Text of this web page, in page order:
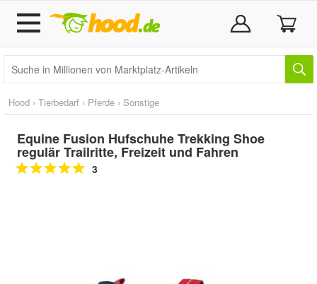
Hood › Tierbedarf › Pferde › Sonstige
Equine Fusion Hufschuhe Trekking Shoe
regulär Trailritte, Freizeit und Fahren
3